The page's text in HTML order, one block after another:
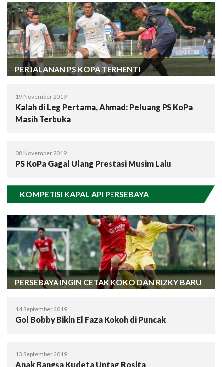
PERJALANAN PS KOPA TERHENTI
19 November 2019
Kalah di Leg Pertama, Ahmad: Peluang PS KoPa
Masih Terbuka
08 November 2019
PS KoPa Gagal Ulang Prestasi Musim Lalu
KOMPETISI KAPAL API PERSEBAYA
PERSEBAYA INGIN CETAK KOKO DAN RIZKY BARU
14 September 2019
Gol Bobby Bikin El Faza Kokoh di Puncak
13 September 2019
Anak Bangsa Kudeta Untag Rosita